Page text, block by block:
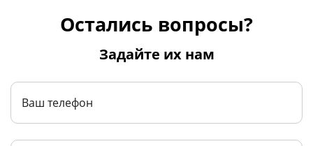
Остались вопросы?
Задайте их нам